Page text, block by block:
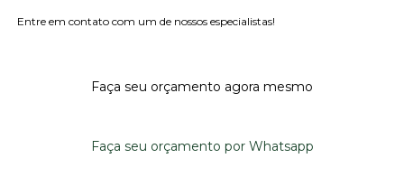
Entre em contato com um de nossos especialistas!
Faça seu orçamento agora mesmo
Faça seu orçamento por Whatsapp